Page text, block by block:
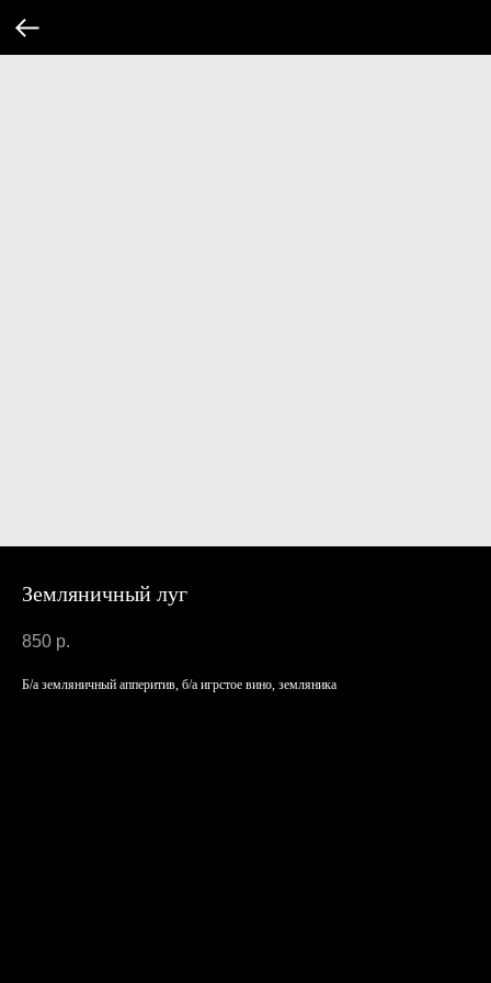
Земляничный луг
850 р.
Б/а земляничный апперитив, б/а игрстое вино, земляника